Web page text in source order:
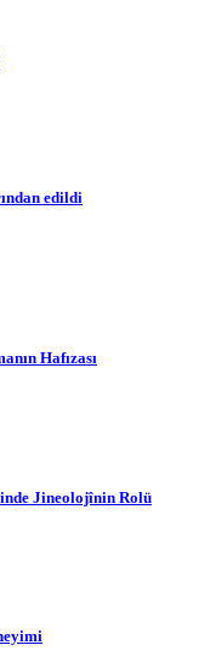
edildi
Hafızası
Jineolojînin Rolü